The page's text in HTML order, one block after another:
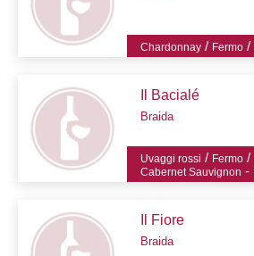
Chardonnay / Fermo /
Il Bacialé
Braida
Uvaggi rossi / Fermo /
Cabernet Sauvignon -
Il Fiore
Braida